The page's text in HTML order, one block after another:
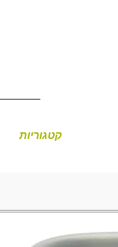
קטגוריות